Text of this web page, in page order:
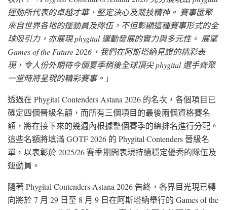
運動所代表的卓越才華、堅定決心及競技精神。 賽事匯聚
來自世界各地的運動員及隊伍，不但彰顯這種賽事形式的全
球吸引力，亦展現 phygital 運動發展的實力與多元性。 展望
Games of the Future 2026，我們在阿斯塔納見證的精彩表
現，令人份外期待今個夏季稍後全球頂尖 phygital 選手齊聚
一堂時將呈現的精彩賽事。 」
透過在 Phygital Contenders Astana 2026 的名次，各個項目已
確定四個晉級名額，而所有三個項目的最後兩個資格賽名
額，將在接下來的幾週內根據整個賽季的總排名進行分配。
這些名額將填滿 GOTF 2026 的 Phygital Contenders 晉級名
單，以表彰於 2025/26 賽季期間表現持續穩定優秀的隊伍及
運動員。
隨著 Phygital Contenders Astana 2026 告終，各界目光現已轉
向將於 7 月 29 日至 8 月 9 日在阿斯塔納舉行的 Games of the